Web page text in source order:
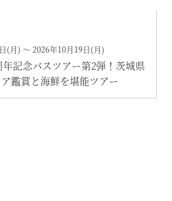
月) ～ 2026年10月19日(月)
記念バスツアー第2弾！茨城県
鑑賞と海鮮を堪能ツアー